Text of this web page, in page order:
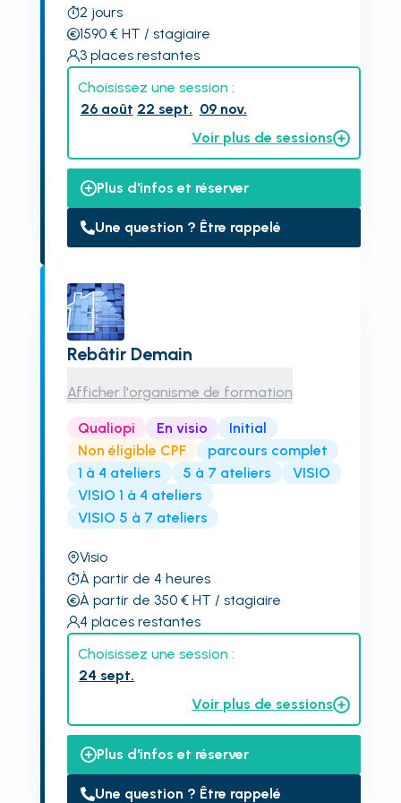
2 jours
1590€ HT / stagiaire
3 places restantes
Choisissez une session :
26 août 22 sept. 09 nov.
Voir plus de sessions
Plus d'infos et réserver
Une question ? Être rappelé
Rebâtir Demain
Afficher l'organisme de formation
Qualiopi En visio
Initial
Non éligible CPF
parcours complet
1 à 4 ateliers
5 à 7 ateliers
VISIO
VISIO 1 à 4 ateliers
VISIO 5 à 7 ateliers
Visio
À partir de 4 heures
À partir de 350€ HT / stagiaire
4 places restantes
Choisissez une session :
24 sept.
Voir plus de sessions
Plus d'infos et réserver
Une question ? Être rappelé